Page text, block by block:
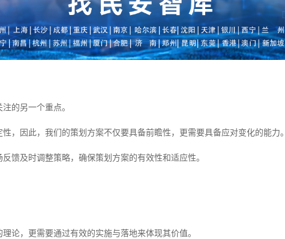
的另一个重点。
，因此，我们的策划方案不仅要具备前瞻性，更需要具备应对变化的能力。
馈及时调整策略，确保策划方案的有效性和适应性。
论，更需要通过有效的实施与落地来体现其价值。